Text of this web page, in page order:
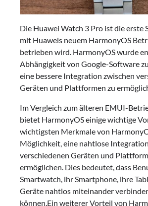
Die Huawei Watch 3 Pro ist die erste
mit Huaweis neuem HarmonyOS
betrieben wird. HarmonyOS wurde
Abhängigkeit von Google-Software
eine bessere Integration zwischen
Geräten und Plattformen zu
Im Vergleich zum älteren EMUI-
bietet HarmonyOS einige wichtige
wichtigsten Merkmale von
Möglichkeit, eine nahtlose
verschiedenen Geräten und
ermöglichen. Dies bedeutet, dass
Smartwatch, ihr Smartphone, ihre
Geräte nahtlos miteinander
können.Ein weiterer Vorteil von